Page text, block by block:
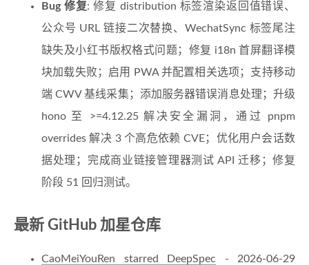
Bug 修复: 修复 distribution 标签渲染返回值错误、
公众号 URL 链接二次替换、WechatSync 标签尾注
缺失及小红书版权格式问题；修复 i18n 首屏翻译模
块加载失败；启用 PWA 并配置相关选项；支持移动
端 CWV 基线采集；添加服务器错误消息处理；升级
hono 至 >=4.12.25 解决安全漏洞，通过 pnpm
overrides 解决 3 个高危依赖 CVE；优化用户会话数
据处理；完成商业链接管理器测试 API 迁移；修复
阶段 51 回归测试。
最新 GitHub 加星仓库
CaoMeiYouRen starred DeepSpec - 2026-06-29